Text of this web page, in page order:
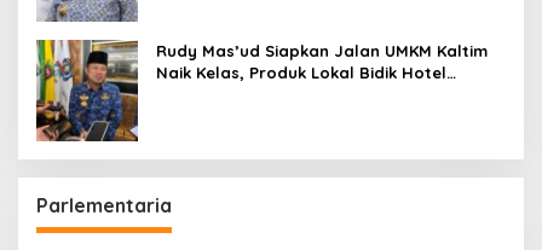
Rudy Mas’ud Siapkan Jalan UMKM Kaltim
Naik Kelas, Produk Lokal Bidik Hotel
Parlementaria